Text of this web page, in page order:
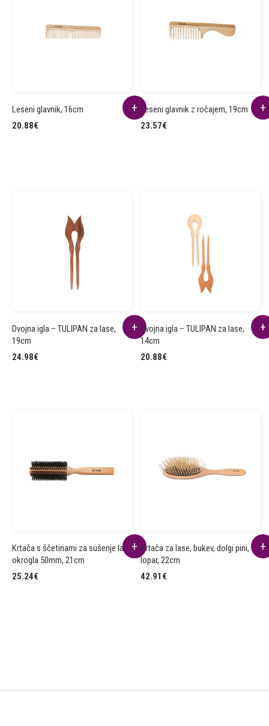
Leseni glavnik, 16cm
20.88€
Leseni glavnik z ročajem, 19cm
23.57€
Dvojna igla – TULIPAN za lase,
19cm
24.98€
Dvojna igla – TULIPAN za lase,
14cm
20.88€
Krtača s ščetinami za sušenje las,
okrogla 50mm, 21cm
25.24€
Krtača za lase, bukev, dolgi pini,
lopar, 22cm
42.91 €